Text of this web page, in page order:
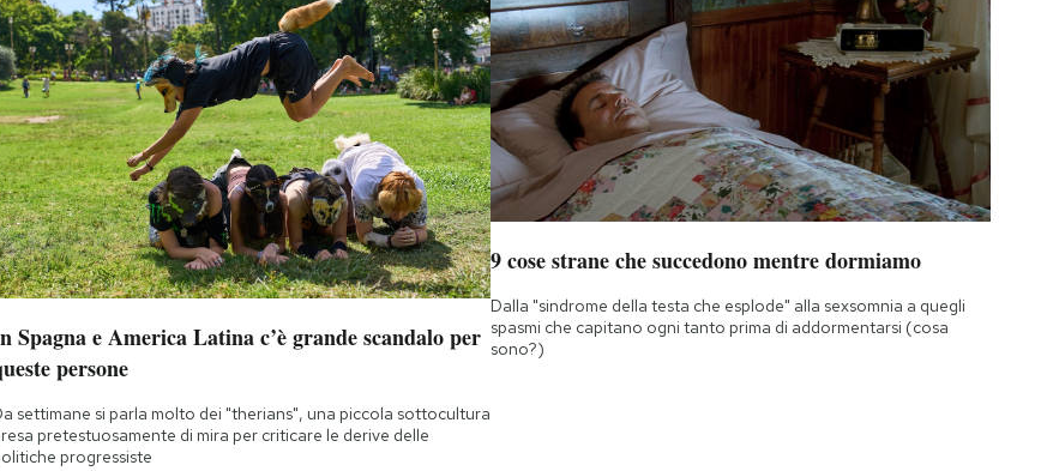
Spagna e America Latina c’è grande scandalo per
persone
settimane si parla molto dei "therians", una piccola sottocultura
pretestuosamente di mira per criticare le derive delle
progressiste
9 cose strane che succedono mentre dormiamo
Dalla "sindrome della testa che esplode" alla sexsomnia a quegli
spasmi che capitano ogni tanto prima di addormentarsi (cosa
sono?)